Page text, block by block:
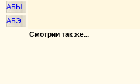
АБЫ
АБЭ
Смотрии так же...